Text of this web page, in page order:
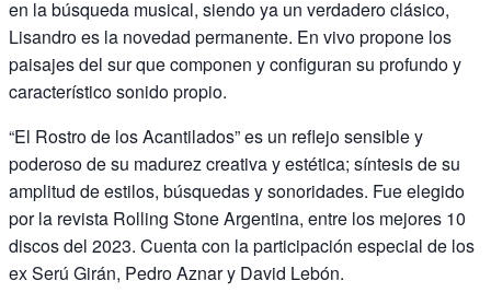
en la búsqueda musical, siendo ya un verdadero clásico,
Lisandro es la novedad permanente. En vivo propone los
paisajes del sur que componen y configuran su profundo y
característico sonido propio.
“El Rostro de los Acantilados” es un reflejo sensible y
poderoso de su madurez creativa y estética; síntesis de su
amplitud de estilos, búsquedas y sonoridades. Fue elegido
por la revista Rolling Stone Argentina, entre los mejores 10
discos del 2023. Cuenta con la participación especial de los
ex Serú Girán, Pedro Aznar y David Lebón.